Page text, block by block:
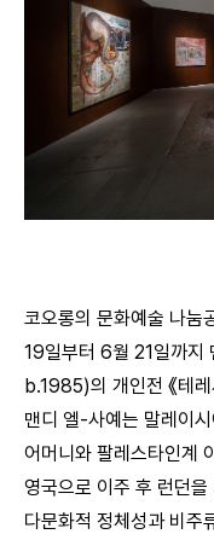
코오롱의 문화예술 나눔
19일부터 6월 21일까
b.1985)의 개인전 《테
맨디 엘-사예는 말레이
어머니와 팔레스타인계
영국으로 이주 후 런던
다문화적 정체성과 비주